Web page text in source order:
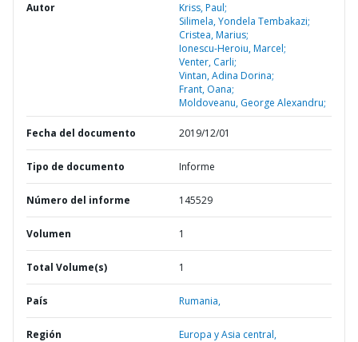
Autor
Kriss, Paul;
Silimela, Yondela Tembakazi;
Cristea, Marius;
Ionescu-Heroiu, Marcel;
Venter, Carli;
Vintan, Adina Dorina;
Frant, Oana;
Moldoveanu, George Alexandru;
Fecha del documento 2019/12/01
Tipo de documento Informe
Número del informe 145529
Volumen 1
Total Volume(s) 1
País Rumania,
Región Europa y Asia central,